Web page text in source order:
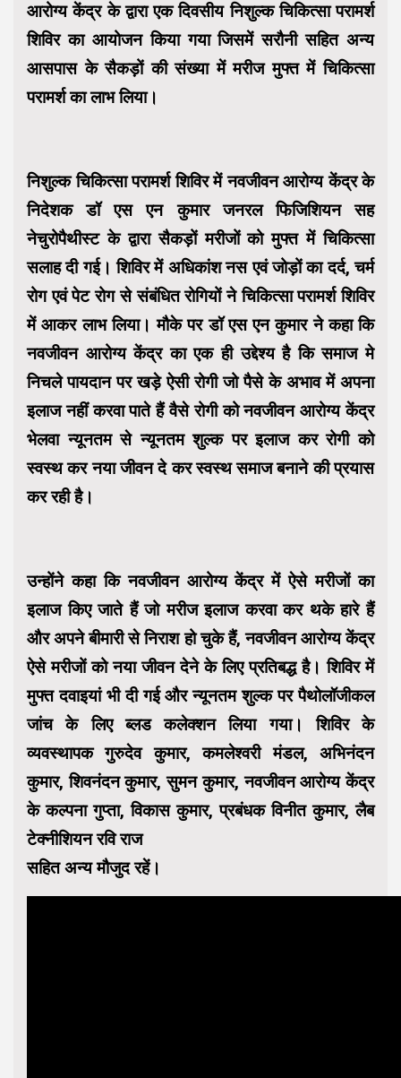
आरोग्य केंद्र के द्वारा एक दिवसीय निशुल्क चिकित्सा परामर्श
शिविर का आयोजन किया गया जिसमें सरौनी सहित अन्य
आसपास के सैकड़ों की संख्या में मरीज मुफ्त में चिकित्सा
परामर्श का लाभ लिया।
निशुल्क चिकित्सा परामर्श शिविर में नवजीवन आरोग्य केंद्र के
निदेशक डॉ एस एन कुमार जनरल फिजिशियन सह
नेचुरोपैथीस्ट के द्वारा सैकड़ों मरीजों को मुफ्त में चिकित्सा
सलाह दी गई। शिविर में अधिकांश नस एवं जोड़ों का दर्द, चर्म
रोग एवं पेट रोग से संबंधित रोगियों ने चिकित्सा परामर्श शिविर
में आकर लाभ लिया। मौके पर डॉ एस एन कुमार ने कहा कि
नवजीवन आरोग्य केंद्र का एक ही उद्देश्य है कि समाज मे
निचले पायदान पर खड़े ऐसी रोगी जो पैसे के अभाव में अपना
इलाज नहीं करवा पाते हैं वैसे रोगी को नवजीवन आरोग्य केंद्र
भेलवा न्यूनतम से न्यूनतम शुल्क पर इलाज कर रोगी को
स्वस्थ कर नया जीवन दे कर स्वस्थ समाज बनाने की प्रयास
कर रही है।
उन्होंने कहा कि नवजीवन आरोग्य केंद्र में ऐसे मरीजों का
इलाज किए जाते हैं जो मरीज इलाज करवा कर थके हारे हैं
और अपने बीमारी से निराश हो चुके हैं, नवजीवन आरोग्य केंद्र
ऐसे मरीजों को नया जीवन देने के लिए प्रतिबद्ध है। शिविर में
मुफ्त दवाइयां भी दी गई और न्यूनतम शुल्क पर पैथोलॉजीकल
जांच के लिए ब्लड कलेक्शन लिया गया। शिविर के
व्यवस्थापक गुरुदेव कुमार, कमलेश्वरी मंडल, अभिनंदन
कुमार, शिवनंदन कुमार, सुमन कुमार, नवजीवन आरोग्य केंद्र
के कल्पना गुप्ता, विकास कुमार, प्रबंधक विनीत कुमार, लैब
टेक्नीशियन रवि राज
सहित अन्य मौजुद रहें।